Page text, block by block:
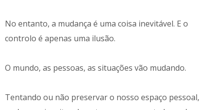
No entanto, a mudança é uma coisa inevitável. E o
controlo é apenas uma ilusão.
O mundo, as pessoas, as situações vão mudando.
Tentando ou não preservar o nosso espaço pessoal,